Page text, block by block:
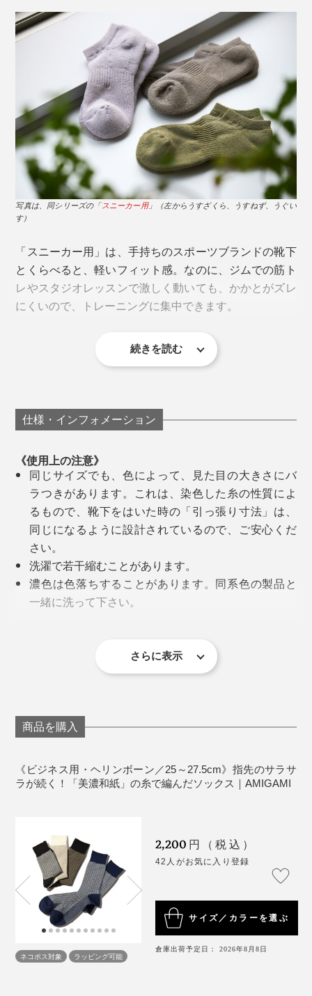
写真は、ホワイト×ベージュ
汗を吸っては、放湿しつづけてくれるから、素足でいる
ょう。
しかも、消臭性も◎。和紙糸の微細な穴が、ニオイの元
を吸着して、消臭力を発揮してくれます。
写真は、ブラック×ホワイト
和食の店で、友人の家で、靴を脱いであがる瞬間も安心
です。
くなる『AMIGAMI』は、靴下の新定番だと思います。
靴下編み機は、針が回転しながら、靴下を編んでいきま
すが、『AMIGAMI』は、一般的なコットン製靴下の2倍
もの回転数で、ゆっくり編みながら、職人の手と目によ
る検品を重ねて、仕上げています。
編み目の細かい、上質感漂うつくりは、さすがメイド・
場にも合う、大人にふさわしい靴下です。
写真は、ネイビー×ホワイト
は、伸びない和紙糸で編むには、職人の経験と技術が、
いっそう必要です。
写真は、左からネイビー×ホワイトと、ブラック×ホワイト
とくにヘリンボーンの柄は、2色の和紙糸を、二つの糸
道をつくって、より複雑に編んでいきますが、和紙糸を
使って専用の編み機を回せる職人は、日本にもほとんど
美しい編み目と柄が、足元をスマートに見せてくれま
写真は、ブラック×ホワイト
汗をいっぱいかいたら、もちろん、洗濯機洗いOK。ふ
つうのコットン靴下と同じ感覚ではいてください。
写真は、同シリーズの「スニーカー用」（左からうすざくら、うすねず、うぐい
す）
「スニーカー用」は、手持ちのスポーツブランドの靴下
とくらべると、軽いフィット感。なのに、ジムでの筋ト
レやスタジオレッスンで激しく動いても、かかとがズレ
にくいので、トレーニングに集中できます。
っくりするくらい、足のジメジメが少ない！いやな足ム
レのニオイもほとんど感じません。
『AMIGAMI』をはいたまま、ロッカールームへ歩いて
も気持ちいい。
「ビジネス用」をはいているMONOCOの男性スタッフ
も、「夕方まで、革靴を履きっぱなしでも、靴の中のム
レが少ない」と実感したそうです。
「足を入れる時も、よく伸びて、はき口に締め付けを感
じないのに、ズリ落ちてこない。細かい編み目に品があ
続きを読む
仕様・インフォメーション
《使用上の注意》
同じサイズでも、色によって、見た目の大きさにバ
ラつきがあります。これは、染色した糸の性質によ
るもので、靴下をはいた時の「引っ張り寸法」は、
同じになるように設計されているので、ご安心くだ
さい。
洗濯で若干縮むことがあります。
濃色は色落ちすることがあります。同系色の製品と
一緒に洗って下さい。
漂白剤・蛍光増白剤入り洗剤の使用、タンブラー乾
燥は避けてください。
サイズ：メンズ／25～27.5cm
素材：和紙55%・綿23%・ポリエステル20%・ポリ
原産国：日本
さらに表示
商品を購入
《ビジネス用・ヘリンボーン／25～27.5cm》指先のサラサ
ラが続く！「美濃和紙」の糸で編んだソックス｜AMIGAMI
ネコポス対象 ラッピング可能
2,200 円（税込）
42人がお気に入り登録
サイズ／カラーを選ぶ
倉庫出荷予定日： 2026年8月8日